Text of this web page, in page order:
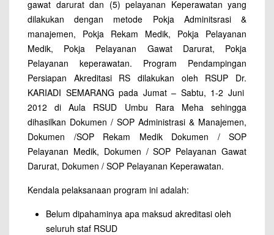
gawat darurat dan (5) pelayanan Keperawatan yang
dilakukan dengan metode Pokja Adminitsrasi &
manajemen, Pokja Rekam Medik, Pokja Pelayanan
Medik, Pokja Pelayanan Gawat Darurat, Pokja
Pelayanan keperawatan. Program Pendampingan
Persiapan Akreditasi RS dilakukan oleh RSUP Dr.
KARIADI SEMARANG pada Jumat – Sabtu, 1-2 Juni
2012 di Aula RSUD Umbu Rara Meha sehingga
dihasilkan Dokumen / SOP Administrasi & Manajemen,
Dokumen /SOP Rekam Medik Dokumen / SOP
Pelayanan Medik, Dokumen / SOP Pelayanan Gawat
Darurat, Dokumen / SOP Pelayanan Keperawatan.
Kendala pelaksanaan program ini adalah:
Belum dipahaminya apa maksud akreditasi oleh
seluruh staf RSUD